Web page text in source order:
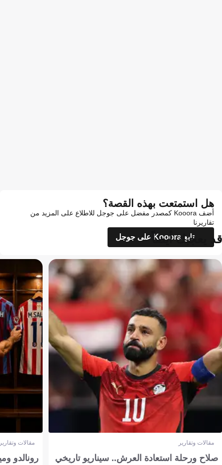
هل استمتعت بهذه القصة؟
أضف Kooora كمصدر مفضل على جوجل للاطلاع على المزيد من
تقاريرنا
تابع Kooora على جوجل
قد يعجبك أيضاً
مقالات وتقارير
صلاح ورحلة استعادة العرش.. سيناريو تاريخي
مقالات
رونالدو